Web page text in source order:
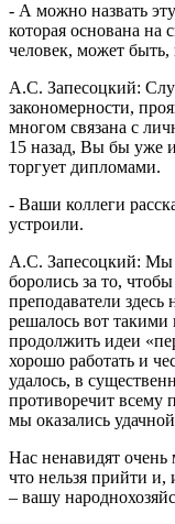
- А можно назвать
которая основана
человек, может
А.С. Запесоцкий:
закономерности,
многом связана с
15 назад, Вы бы уже
торгует дипломами.
- Ваши коллеги
устроили.
А.С. Запесоцкий: Мы
боролись за то,
преподаватели здесь
решалось вот
продолжить идеи
хорошо работать и
удалось, в
противоречит всему
мы оказались
Нас ненавидят очень
что нельзя прийти и,
– вашу